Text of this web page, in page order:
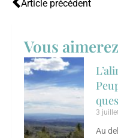
Article précédent
Vous
3
Au